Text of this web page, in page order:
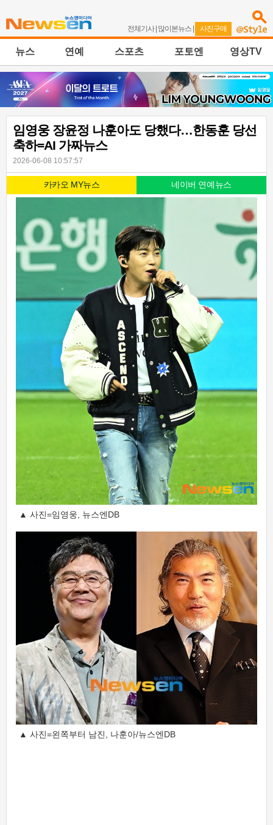
전체기사| 많이본뉴스 | 사진구매
뉴스 연예 스포츠 포토엔 영상TV
임영웅 장윤정 나훈아도 당했다…한동훈 당선
축하=AI 가짜뉴스
2026-06-08 10:57:57
카카오 MY뉴스 네이버 연예뉴스
▲ 사진=임영웅, 뉴스엔DB
▲ 사진=왼쪽부터 남진, 나훈아/뉴스엔DB